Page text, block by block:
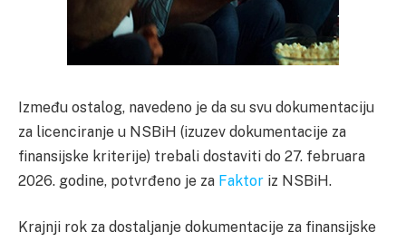
Između ostalog, navedeno je da su svu dokumentaciju
za licenciranje u NSBiH (izuzev dokumentacije za
finansijske kriterije) trebali dostaviti do 27. februara
2026. godine, potvrđeno je za Faktor iz NSBiH.
Krajnji rok za dostaljanje dokumentacije za finansijske